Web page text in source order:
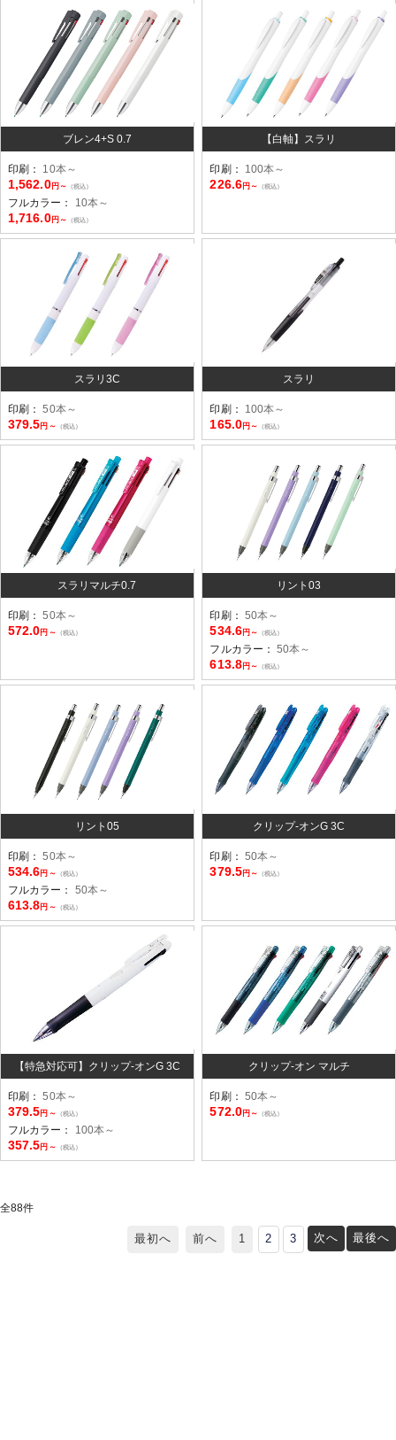
ブレン4+S 0.7
印刷： 10本～
1,562.0円～ （税込）
フルカラー： 10本～
1,716.0円～ （税込）
【白軸】スラリ
印刷： 100本～
226.6円～ （税込）
スラリ3C
印刷：50本～
379.5 円～ （税込）
スラリ
印刷： 100本～
165.0円～ （税込）
スラリマルチ0.7
印刷：50本～
572.0 円～ （税込）
リント03
印刷： 50本～
534.6円～ （税込）
フルカラー：50本～
613.8円～ （税込）
リント05
印刷：50本～
534.6 円～ （税込）
フルカラー： 50本～
613.8 円～ （税込）
クリップ-オンG 3C
印刷： 50本～
379.5円～ （税込）
【特急対応可】クリップ-オンG 3C
印刷：50本～
379.5 円～ （税込）
フルカラー： 100本～
357.5 円～ （税込）
クリップ-オン マルチ
印刷： 50本～
572.0円～ （税込）
全88件
最後へ
次へ
3
2
1
前へ
最初へ